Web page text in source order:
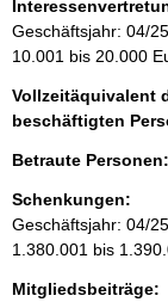
Geschäftsjahr: 04/
10.001 bis 20.000
Vollzeitäquivalent
beschäftigten
Betraute Personen:
Schenkungen:
Geschäftsjahr: 04/
1.380.001 bis
Mitgliedsbeiträge: